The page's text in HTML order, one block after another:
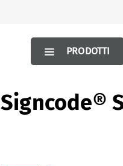
PRODOTTI
Signcode®